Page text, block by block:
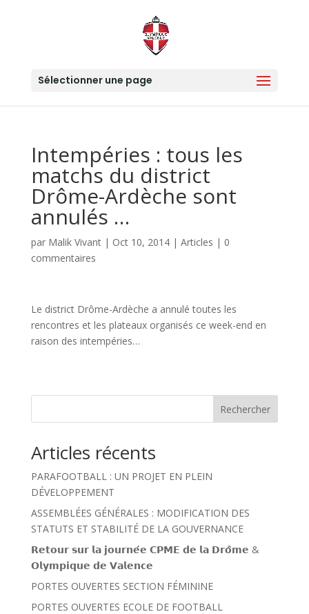
Sélectionner une page
Intempéries : tous les
matchs du district
Drôme-Ardèche sont
annulés …
par Malik Vivant| Oct 10, 2014| Articles | 0
commentaires
Le district Drôme-Ardèche a annulé toutes les
rencontres et les plateaux organisés ce week-end en
raison des intempéries…
Rechercher
Articles récents
PARAFOOTBALL : UN PROJET EN PLEIN
DÉVELOPPEMENT
ASSEMBLÉES GÉNÉRALES : MODIFICATION DES
STATUTS ET STABILITÉ DE LA GOUVERNANCE
𝗥𝗲𝘁𝗼𝘂𝗿 𝘀𝘂𝗿 𝗹𝗮 𝗷𝗼𝘂𝗿𝗻𝗲́𝗲 𝗖𝗣𝗠𝗘 𝗱𝗲 𝗹𝗮 𝗗𝗿𝗼̂𝗺𝗲 &
𝗢𝗹𝘆𝗺𝗽𝗶𝗾𝘂𝗲 𝗱𝗲 𝗩𝗮𝗹𝗲𝗻𝗰𝗲
PORTES OUVERTES SECTION FÉMININE
PORTES OUVERTES ECOLE DE FOOTBALL